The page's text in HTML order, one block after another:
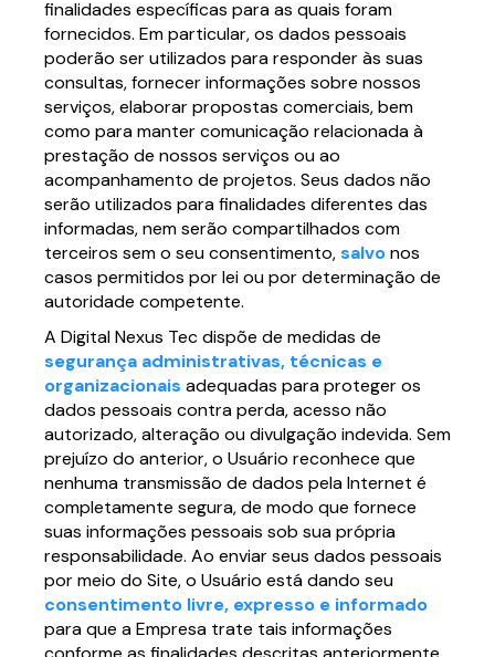
finalidades específicas para as quais foram
fornecidos. Em particular, os dados pessoais
poderão ser utilizados para responder às suas
consultas, fornecer informações sobre nossos
serviços, elaborar propostas comerciais, bem
como para manter comunicação relacionada à
prestação de nossos serviços ou ao
acompanhamento de projetos. Seus dados não
serão utilizados para finalidades diferentes das
informadas, nem serão compartilhados com
terceiros sem o seu consentimento,salvonos
casos permitidos por lei ou por determinação de
autoridade competente.
A Digital Nexus Tec dispõe de medidas de
segurança administrativas, técnicas e
organizacionais adequadas para proteger os
dados pessoais contra perda, acesso não
autorizado, alteração ou divulgação indevida. Sem
prejuízo do anterior, o Usuário reconhece que
nenhuma transmissão de dados pela Internet é
completamente segura, de modo que fornece
suas informações pessoais sob sua própria
responsabilidade. Ao enviar seus dados pessoais
por meio do Site, o Usuário está dando seu
consentimento livre, expresso e informado
para que a Empresa trate tais informações